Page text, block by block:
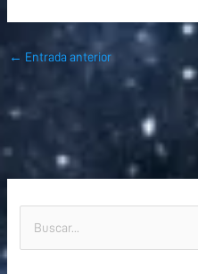
← Entrada anterior